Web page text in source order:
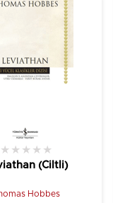
(Ciltli)
★ ★ ★ ★ ★
Hobbes